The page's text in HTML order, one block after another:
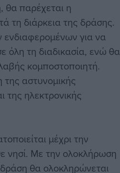
θα παρέχεται η
τη διάρκεια της δράσης.
ενδιαφερομένων για να
όλη τη διαδικασία, ενώ θα
κομποστοποιητή.
αστυνομικής
ηλεκτρονικής
μέχρι την
νησί. Με την ολοκλήρωση
θα ολοκληρώνεται